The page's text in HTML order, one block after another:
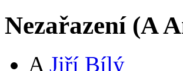
Nezařazení (A
A Jiří Bílý